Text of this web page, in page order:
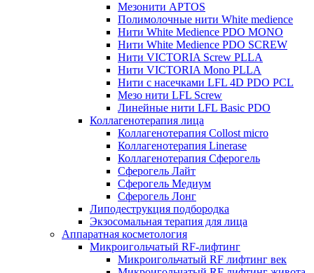
Мезонити APTOS
Полимолочные нити White medience
Нити White Medience PDO MONO
Нити White Medience PDO SCREW
Нити VICTORIA Screw PLLA
Нити VICTORIA Mono PLLA
Нити с насечками LFL 4D PDO PCL
Мезо нити LFL Screw
Линейные нити LFL Basic PDO
Коллагенотерапия лица
Коллагенотерапия Collost micro
Коллагенотерапия Linerase
Коллагенотерапия Сферогель
Сферогель Лайт
Сферогель Медиум
Сферогель Лонг
Липодеструкция подбородка
Экзосомальная терапия для лица
Аппаратная косметология
Микроигольчатый RF-лифтинг
Микроигольчатый RF лифтинг век